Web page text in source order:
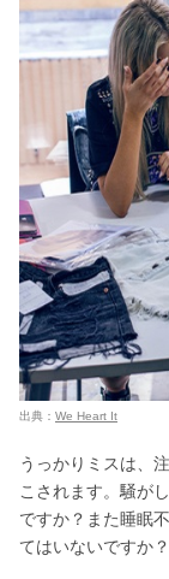
出典： We Heart It
うっかりミスは、
こされます。騒が
ですか？また睡眠
てはいないですか？